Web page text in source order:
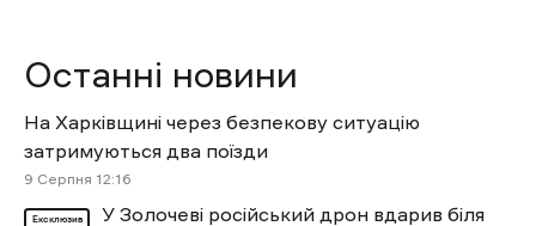
Останні новини
На Харківщині через безпекову ситуацію
затримуються два поїзди
9 Cерпня 12:16
Ексклюзив
У Золочеві російський дрон вдарив біля